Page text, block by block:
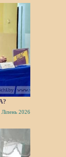
2026